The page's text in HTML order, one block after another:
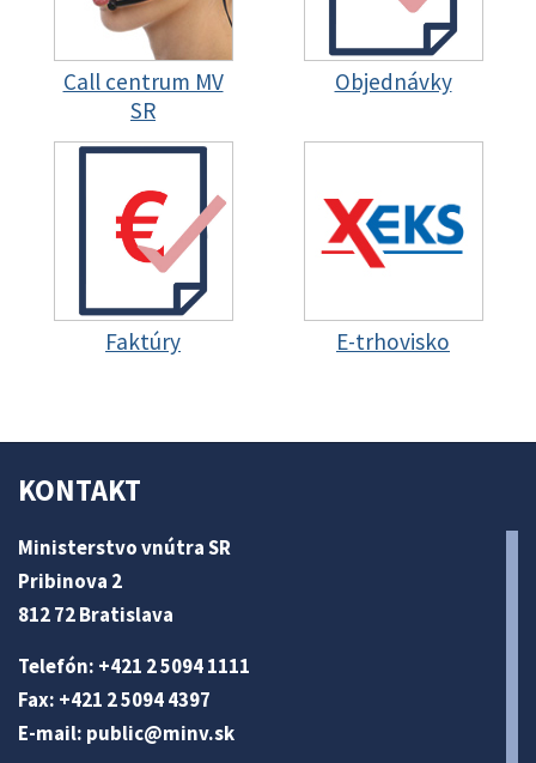
Call centrum MV
SR
Objednávky
Faktúry E-trhovisko
KONTAKT
Ministerstvo vnútra SR
Pribinova 2
812 72 Bratislava
Telefón: +421 2 5094 1111
Fax: +421 2 5094 4397
E-mail: public@minv.sk